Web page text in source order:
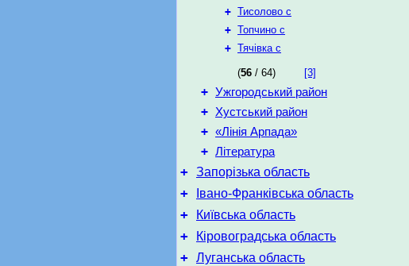
+ Тисолово с
+ Топчино с
+ Тячівка с
(56 / 64) [3]
+ Ужгородський район
+ Хустський район
+ «Лінія Арпада»
+ Література
+ Запорізька область
+ Івано-Франківська область
+ Київська область
+ Кіровоградська область
+ Луганська область